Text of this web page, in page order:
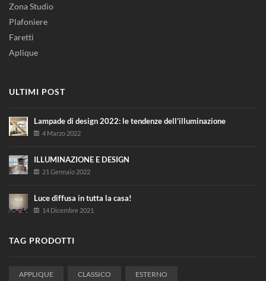
Zona Studio
Plafoniere
Faretti
Aplique
ULTIMI POST
Lampade di design 2022: le tendenze dell’illuminazione
4 Marzo 2022
ILLUMINAZIONE E DESIGN
21 Gennaio 2022
Luce diffusa in tutta la casa!
14 Dicembre 2021
TAG PRODOTTI
APPLIQUE CLASSICO ESTERNO